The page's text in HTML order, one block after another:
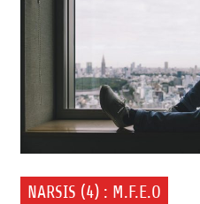
NARSIS (4) : M.F.E.O